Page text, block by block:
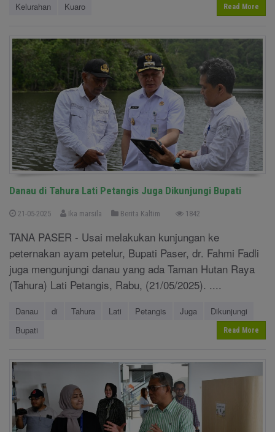
Kelurahan
Kuaro Read More
Danau di Tahura Lati Petangis Juga Dikunjungi Bupati
21-05-2025 Ika marsila Berita Kaltim 1842
TANA PASER - Usai melakukan kunjungan ke
peternakan ayam petelur, Bupati Paser, dr. Fahmi Fadli
juga mengunjungi danau yang ada Taman Hutan Raya
(Tahura) Lati Petangis, Rabu, (21/05/2025). ....
Danau di Tahura Lati Petangis Juga
Dikunjungi
Bupati
Read More